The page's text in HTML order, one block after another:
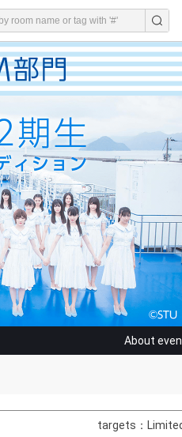
About
performer(s), the performer's
targets：